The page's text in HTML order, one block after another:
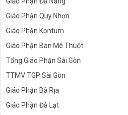
Giáo Phận Quy Nhơn
Giáo Phận Kontum
Giáo Phận Ban Mê Thuột
Tổng Giáo Phận Sài Gòn
TTMV TGP Sài Gòn
Giáo Phận Bà Rịa
Giáo Phận Đà Lạt